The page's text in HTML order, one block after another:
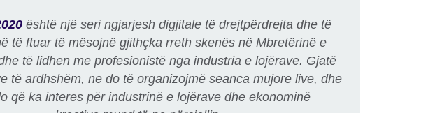
është një seri ngjarjesh digjitale të drejtpërdrejta dhe të
të ftuar të mësojnë gjithçka rreth skenës në Mbretërinë e
të lidhen me profesionistë nga industria e lojërave. Gjatë
të ardhshëm, ne do të organizojmë seanca mujore live, dhe
që ka interes për industrinë e lojërave dhe ekonominë